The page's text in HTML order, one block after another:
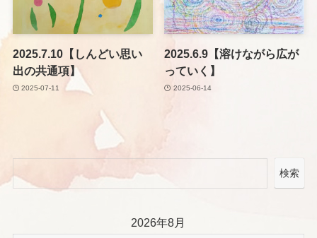
2025.7.10【しんどい思い
出の共通項】
2025-07-11
2025.6.9【溶けながら広が
っていく】
2025-06-14
検索
2026年8月